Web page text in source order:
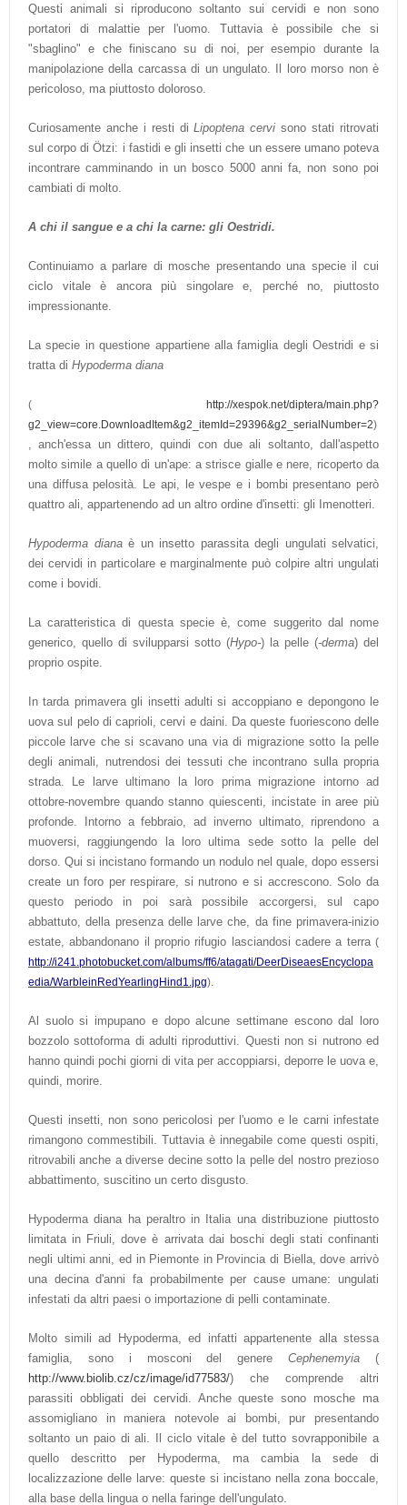
Questi animali si riproducono soltanto sui cervidi e non sono
portatori di malattie per l'uomo. Tuttavia è possibile che si
"sbaglino" e che finiscano su di noi, per esempio durante la
manipolazione della carcassa di un ungulato. Il loro morso non è
pericoloso, ma piuttosto doloroso.
Curiosamente anche i resti diLipoptena cervi sono stati ritrovati
sul corpo di Ötzi: i fastidi e gli insetti che un essere umano poteva
incontrare camminando in un bosco 5000 anni fa, non sono poi
cambiati di molto.
A chi il sangue e a chi la carne: gli Oestridi.
Continuiamo a parlare di mosche presentando una specie il cui
ciclo vitale è ancora più singolare e, perché no, piuttosto
impressionante.
La specie in questione appartiene alla famiglia degli Oestridi e si
tratta di Hypoderma diana
( http://xespok.net/diptera/main.php?
g2_view=core.DownloadItem&g2_itemId=29396&g2_serialNumber=2)
, anch'essa un dittero, quindi con due ali soltanto, dall'aspetto
molto simile a quello di un'ape: a strisce gialle e nere, ricoperto da
una diffusa pelosità. Le api, le vespe e i bombi presentano però
quattro ali, appartenendo ad un altro ordine d'insetti: gli Imenotteri.
Hypoderma diana è un insetto parassita degli ungulati selvatici,
dei cervidi in particolare e marginalmente può colpire altri ungulati
come i bovidi.
La caratteristica di questa specie è, come suggerito dal nome
generico, quello di svilupparsi sotto (Hypo-) la pelle (-derma) del
proprio ospite.
In tarda primavera gli insetti adulti si accoppiano e depongono le
uova sul pelo di caprioli, cervi e daini. Da queste fuoriescono delle
piccole larve che si scavano una via di migrazione sotto la pelle
degli animali, nutrendosi dei tessuti che incontrano sulla propria
strada. Le larve ultimano la loro prima migrazione intorno ad
ottobre-novembre quando stanno quiescenti, incistate in aree più
profonde. Intorno a febbraio, ad inverno ultimato, riprendono a
muoversi, raggiungendo la loro ultima sede sotto la pelle del
dorso. Qui si incistano formando un nodulo nel quale, dopo essersi
create un foro per respirare, si nutrono e si accrescono. Solo da
questo periodo in poi sarà possibile accorgersi, sul capo
abbattuto, della presenza delle larve che, da fine primavera-inizio
estate, abbandonano il proprio rifugio lasciandosi cadere a terra (
http://i241.photobucket.com/albums/ff6/atagati/DeerDiseaesEncyclopa
edia/WarbleinRedYearlingHind1.jpg).
Al suolo si impupano e dopo alcune settimane escono dal loro
bozzolo sottoforma di adulti riproduttivi. Questi non si nutrono ed
hanno quindi pochi giorni di vita per accoppiarsi, deporre le uova e,
quindi, morire.
Questi insetti, non sono pericolosi per l'uomo e le carni infestate
rimangono commestibili. Tuttavia è innegabile come questi ospiti,
ritrovabili anche a diverse decine sotto la pelle del nostro prezioso
abbattimento, suscitino un certo disgusto.
Hypoderma diana ha peraltro in Italia una distribuzione piuttosto
limitata in Friuli, dove è arrivata dai boschi degli stati confinanti
negli ultimi anni, ed in Piemonte in Provincia di Biella, dove arrivò
una decina d'anni fa probabilmente per cause umane: ungulati
infestati da altri paesi o importazione di pelli contaminate.
Molto simili ad Hypoderma, ed infatti appartenente alla stessa
famiglia, sono i mosconi del genereCephenemyia(
http://www.biolib.cz/cz/image/id77583/) che comprende altri
parassiti obbligati dei cervidi. Anche queste sono mosche ma
assomigliano in maniera notevole ai bombi, pur presentando
soltanto un paio di ali. Il ciclo vitale è del tutto sovrapponibile a
quello descritto per Hypoderma, ma cambia la sede di
localizzazione delle larve: queste si incistano nella zona boccale,
alla base della lingua o nella faringe dell'ungulato.